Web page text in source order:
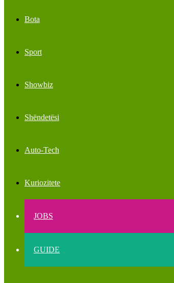
Bota
Sport
Showbiz
Shëndetësi
Auto-Tech
Kuriozitete
JOBS
GUIDE